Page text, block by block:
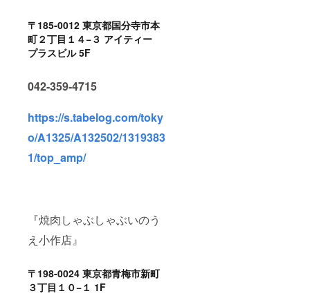
〒185-0012 東京都国分寺市本
町２丁目１４−３ アイティー
プラスビル 5F
042-359-4715
https://s.tabelog.com/toky
o/A1325/A132502/1319383
1/top_amp/
『焼肉しゃぶしゃぶいのう
え小作店』
〒198-0024 東京都青梅市新町
３丁目１０−１ 1F